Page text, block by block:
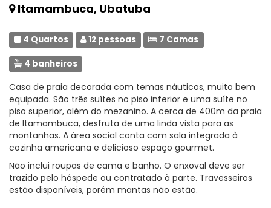
Itamambuca, Ubatuba
4 Quartos 12 pessoas 7 Camas
4 banheiros
Casa de praia decorada com temas náuticos, muito bem
equipada. São três suítes no piso inferior e uma suíte no
piso superior, além do mezanino. A cerca de 400m da praia
de Itamambuca, desfruta de uma linda vista para as
montanhas. A área social conta com sala integrada à
cozinha americana e delicioso espaço gourmet.
Não inclui roupas de cama e banho. O enxoval deve ser
trazido pelo hóspede ou contratado à parte. Travesseiros
estão disponíveis, porém mantas não estão.